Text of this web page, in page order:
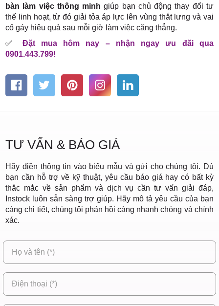
bàn làm việc thông minh giúp bạn chủ động thay đổi tư
thế linh hoạt, từ đó giải tỏa áp lực lên vùng thắt lưng và vai
cổ gáy hiệu quả sau mỗi giờ làm việc căng thẳng.
✅
Đặt mua hôm nay – nhận ngay ưu đãi qua
0901.443.799!
TƯ VẤN & BÁO GIÁ
Hãy điền thông tin vào biểu mẫu và gửi cho chúng tôi. Dù
bạn cần hỗ trợ về kỹ thuật, yêu cầu báo giá hay có bất kỳ
thắc mắc về sản phẩm và dịch vụ cần tư vấn giải đáp,
Instock luôn sẵn sàng trợ giúp. Hãy mô tả yêu cầu của bạn
càng chi tiết, chúng tôi phản hồi càng nhanh chóng và chính
xác.